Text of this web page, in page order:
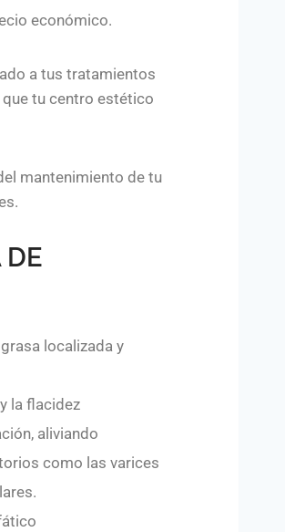
económico.
a tus tratamientos
tu centro estético
mantenimiento de tu
DE
localizada y
la flacidez
aliviando
como las varices